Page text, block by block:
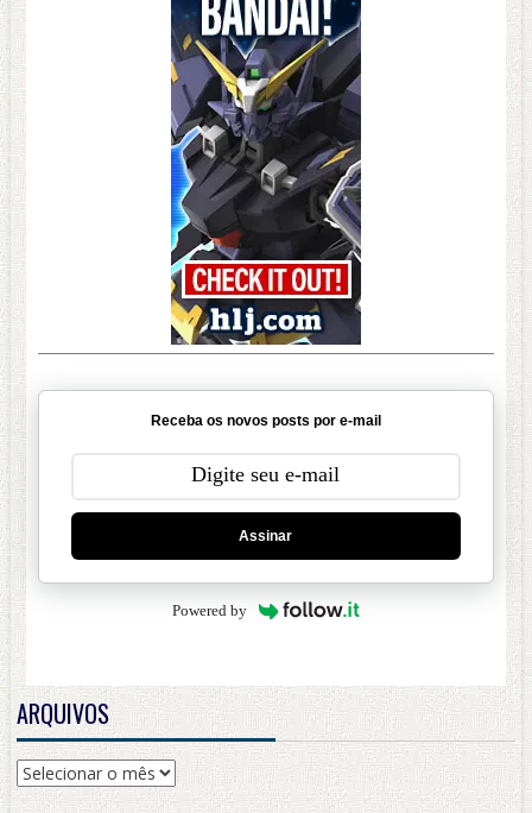
Receba os novos posts por e-mail
Assinar
Powered by
ARQUIVOS
Arquivos